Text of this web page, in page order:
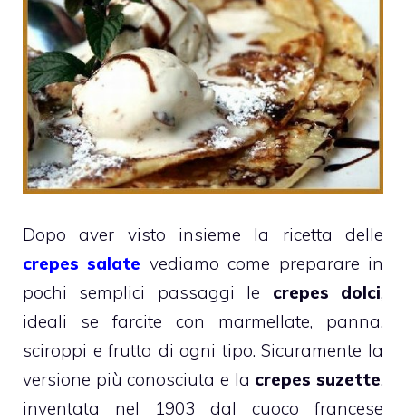
Dopo aver visto insieme la ricetta delle
crepes salate vediamo come preparare in
pochi semplici passaggi le crepes dolci,
ideali se farcite con marmellate, panna,
sciroppi e frutta di ogni tipo. Sicuramente la
versione più conosciuta e la crepes suzette,
inventata nel 1903 dal cuoco francese